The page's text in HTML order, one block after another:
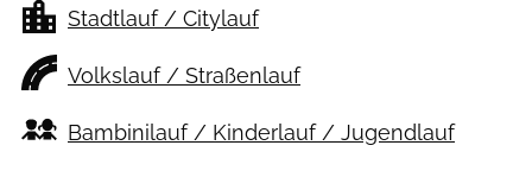
Stadtlauf / Citylauf
Volkslauf / Straßenlauf
Bambinilauf / Kinderlauf / Jugendlauf